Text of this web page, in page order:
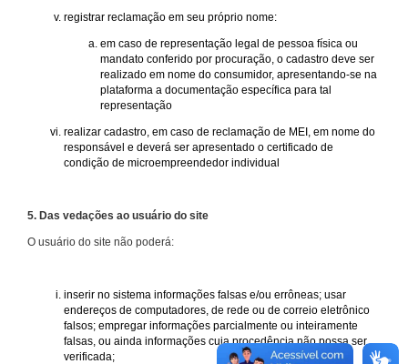
registrar reclamação em seu próprio nome:
em caso de representação legal de pessoa física ou
mandato conferido por procuração, o cadastro deve ser
realizado em nome do consumidor, apresentando-se na
plataforma a documentação específica para tal
representação
realizar cadastro, em caso de reclamação de MEI, em nome do
responsável e deverá ser apresentado o certificado de
condição de microempreendedor individual
5. Das vedações ao usuário do site
O usuário do site não poderá:
inserir no sistema informações falsas e/ou errôneas; usar
endereços de computadores, de rede ou de correio eletrônico
falsos; empregar informações parcialmente ou inteiramente
falsas, ou ainda informações cuja procedência não possa ser
verificada;